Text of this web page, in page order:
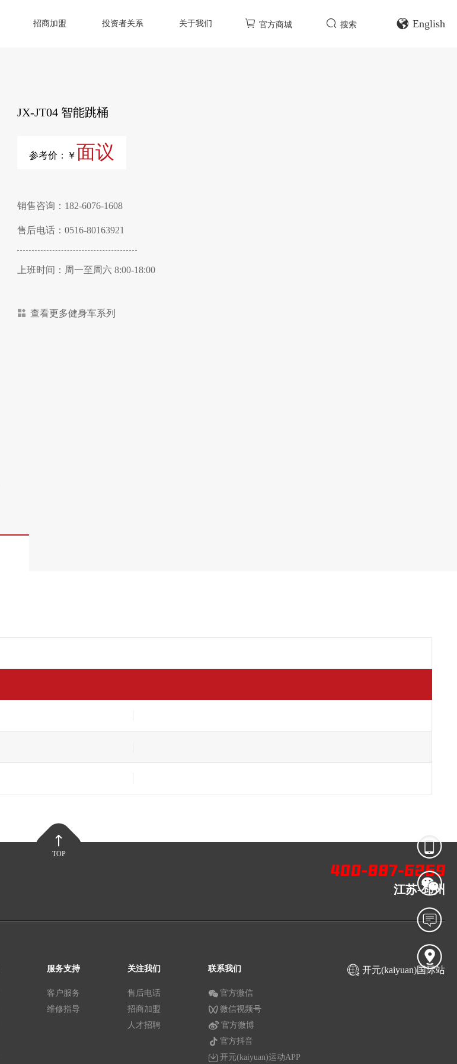
招商加盟 投资者关系 关于我们 官方商城 搜索 English
JX-JT04 智能跳桶
参考价：￥面议
销售咨询：182-6076-1608
售后电话：0516-80163921
上班时间：周一至周六 8:00-18:00
查看更多健身车系列
TOP
江苏-邳州
服务支持
客户服务
维修指导
关注我们
售后电话
招商加盟
人才招聘
联系我们
官方微信
微信视频号
官方微博
官方抖音
开元(kaiyuan)运动APP
开元(kaiyuan)国际站